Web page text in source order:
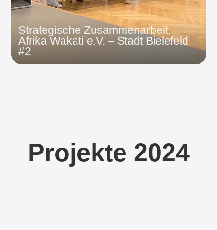
Strategische Zusammenarbeit:
Afrika Wakati e.V. – Stadt Bielefeld
#2
Projekte 2024